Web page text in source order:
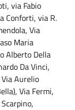
via Fabio
Conforti, via R.
Via
Maria
Alberto Della
Da Vinci,
Aurelio
Via Fermi,